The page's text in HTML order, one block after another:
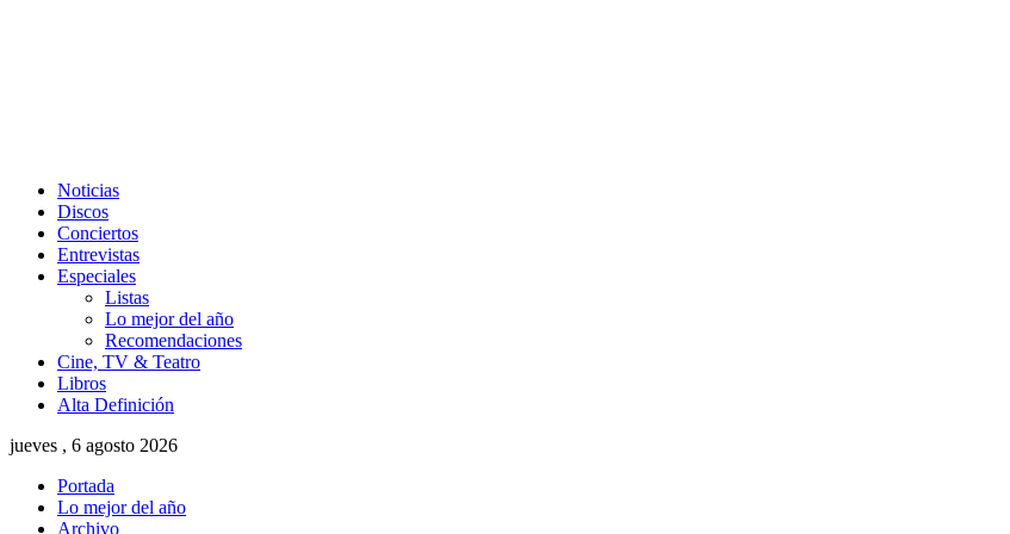
Noticias
Discos
Conciertos
Entrevistas
Especiales
Listas
Lo mejor del año
Recomendaciones
Cine, TV & Teatro
Libros
Alta Definición
jueves , 6 agosto 2026
Portada
Lo mejor del año
Archivo